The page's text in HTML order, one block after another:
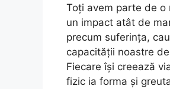
Toți avem parte de o
un impact atât de
precum suferința,
capacității noastre
Fiecare își creează
fizic ia forma și